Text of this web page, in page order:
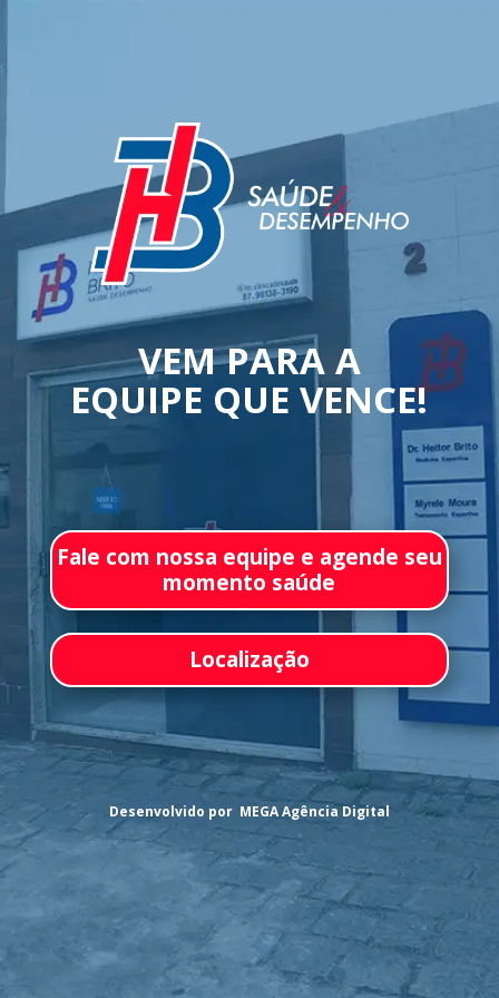
VEM PARA A
EQUIPE QUE VENCE!
Fale com nossa equipe e agende seu
momento saúde
Localização
Desenvolvido por MEGA Agência Digital